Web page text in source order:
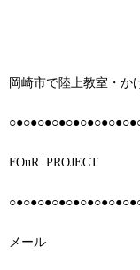
岡崎市で陸上教室・か
FOuR PROJECT
メール